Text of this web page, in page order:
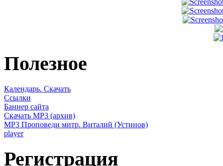
Полезное
Календарь. Скачать
Ссылки
Баннер сайта
Скачать MP3 (архив)
MP3 Проповеди митр. Виталий (Устинов)
player
Регистрация